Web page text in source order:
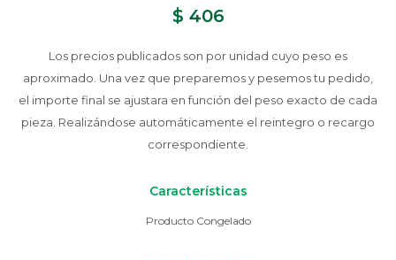
$ 406
Los precios publicados son por unidad cuyo peso es
aproximado. Una vez que preparemos y pesemos tu pedido,
el importe final se ajustara en función del peso exacto de cada
pieza. Realizándose automáticamente el reintegro o recargo
correspondiente.
Características
Producto Congelado